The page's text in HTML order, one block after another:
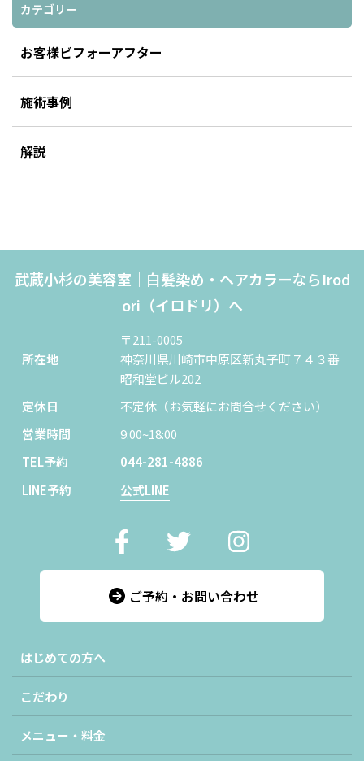
カテゴリー
お客様ビフォーアフター
施術事例
解説
武蔵小杉の美容室｜白髪染め・ヘアカラーならIrod
ori（イロドリ）へ
所在地
〒211-0005
神奈川県川崎市中原区新丸子町７４３番
昭和堂ビル202
定休日
不定休（お気軽にお問合せください）
営業時間
9:00~18:00
TEL予約
044-281-4886
LINE予約
公式LINE
ご予約・お問い合わせ
はじめての方へ
こだわり
メニュー・料金